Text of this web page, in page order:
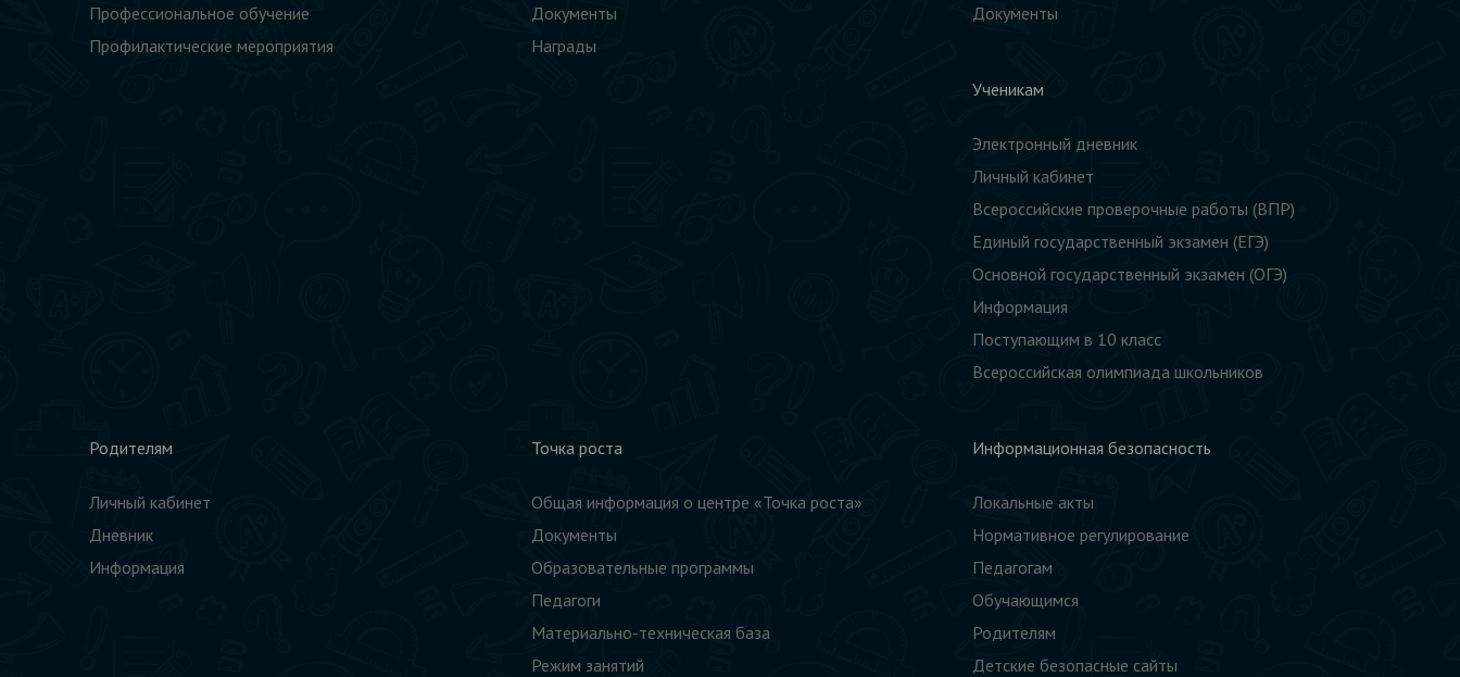
Профессиональное обучение
Профилактические мероприятия
Документы
Награды
Документы
Ученикам
Электронный дневник
Личный кабинет
Всероссийские проверочные работы (ВПР)
Единый государственный экзамен (ЕГЭ)
Основной государственный экзамен (ОГЭ)
Информация
Поступающим в 10 класс
Всероссийская олимпиада школьников
Родителям
Личный кабинет
Дневник
Информация
Точка роста
Общая информация о центре «Точка роста»
Документы
Образовательные программы
Педагоги
Материально-техническая база
Режим занятий
Информационная безопасность
Локальные акты
Нормативное регулирование
Педагогам
Обучающимся
Родителям
Детские безопасные сайты